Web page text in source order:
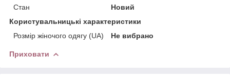
Стан
Новий
Користувальницькі характеристики
Розмір жіночого одягу (UA)
Не вибрано
Приховати